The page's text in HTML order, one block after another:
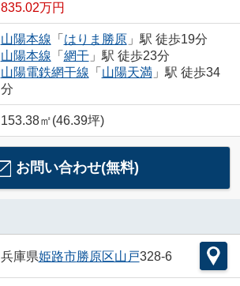
835.02万円
山陽本線 「 はりま勝原」駅 徒歩19分
山陽本線 「 網干」駅 徒歩23分
山陽電鉄網干線 「 山陽天満」駅 徒歩34
分
153.38㎡(46.39坪)
お問い合わせ(無料)
兵庫県姫路市勝原区山戸328-6